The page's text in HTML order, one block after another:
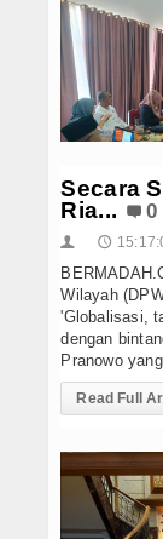
Secara
Ria...
0
👤 🕔
Wilayah
'Globalisasi,
dengan
Pranowo yang
Read Full